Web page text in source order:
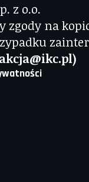
z o.o.
zgody na